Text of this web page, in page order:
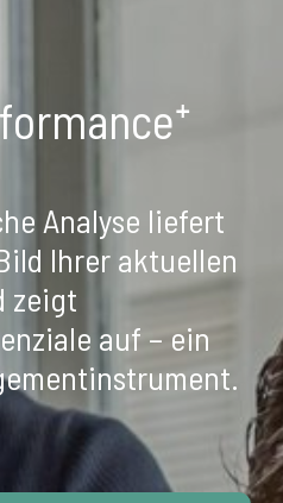
Analyse liefert
Ihrer aktuellen
zeigt
auf – ein